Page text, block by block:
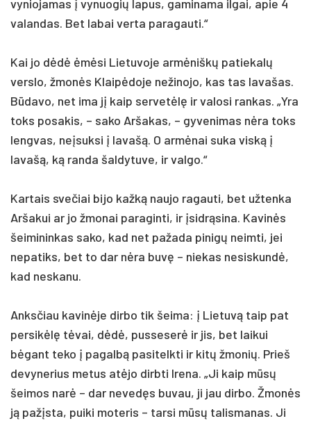
vyniojamas į vynuogių lapus, gaminama ilgai, apie 4
valandas. Bet labai verta paragauti.“
Kai jo dėdė ėmėsi Lietuvoje armėniškų patiekalų
verslo, žmonės Klaipėdoje nežinojo, kas tas lavašas.
Būdavo, net ima jį kaip servetėlę ir valosi rankas. „Yra
toks posakis, – sako Aršakas, – gyvenimas nėra toks
lengvas, neįsuksi į lavašą. O armėnai suka viską į
lavašą, ką randa šaldytuve, ir valgo.“
Kartais svečiai bijo kažką naujo ragauti, bet užtenka
Aršakui ar jo žmonai paraginti, ir įsidrąsina. Kavinės
šeimininkas sako, kad net pažada pinigų neimti, jei
nepatiks, bet to dar nėra buvę – niekas nesiskundė,
kad neskanu.
Anksčiau kavinėje dirbo tik šeima: į Lietuvą taip pat
persikėlę tėvai, dėdė, pusseserė ir jis, bet laikui
bėgant teko į pagalbą pasitelkti ir kitų žmonių. Prieš
devynerius metus atėjo dirbti Irena. „Ji kaip mūsų
šeimos narė – dar nevedęs buvau, ji jau dirbo. Žmonės
ją pažįsta, puiki moteris – tarsi mūsų talismanas. Ji